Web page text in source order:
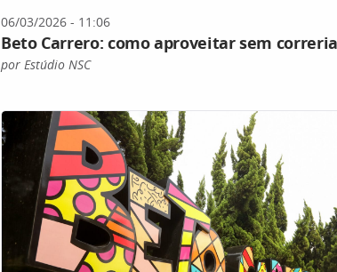
06/03/2026 - 11:06
Beto Carrero: como aproveitar sem correria
por Estúdio NSC